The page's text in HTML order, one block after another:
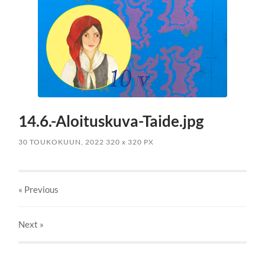
14.6.-Aloituskuva-Taide.jpg
30 TOUKOKUUN, 2022 320x 320 PX
« Previous
Next »